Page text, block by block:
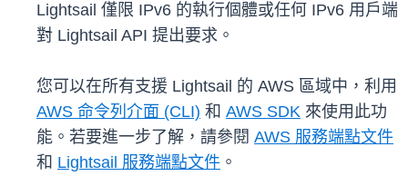
Lightsail 僅限 IPv6 的執行個體或任何 IPv6 用戶端
對 Lightsail API 提出要求。
您可以在所有支援 Lightsail 的 AWS 區域中，利用
AWS 命令列介面 (CLI) 和 AWS SDK 來使用此功
能。若要進一步了解，請參閱 AWS 服務端點文件
和 Lightsail 服務端點文件 。